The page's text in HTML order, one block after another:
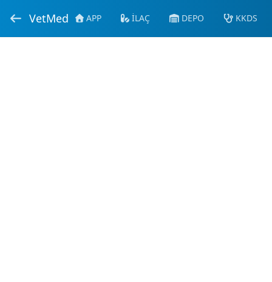
VetMed APP İLAÇ DEPO KKDS